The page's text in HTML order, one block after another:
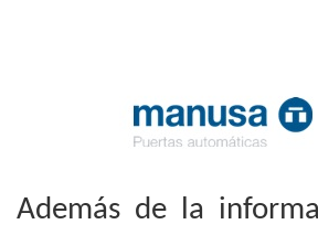
Además de la